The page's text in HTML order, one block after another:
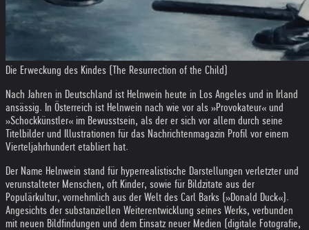
Die Erweckung des Kindes (The Resurrection of the Child)
Nach Jahren in Deutschland ist Helnwein heute in Los Angeles und in Irland
ansässig. In Österreich ist Helnwein nach wie vor als »Provokateur« und
»Schockkünstler« im Bewusstsein, als der er sich vor allem durch seine
Titelbilder und Illustrationen für das Nachrichtenmagazin Profil vor einem
Vierteljahrhundert etabliert hat.
Der Name Helnwein stand für hyperrealistische Darstellungen verletzter und
verunstalteter Menschen, oft Kinder, sowie für Bildzitate aus der
Populärkultur, vornehmlich aus der Welt des Carl Barks (»Donald Duck«).
Angesichts der substanziellen Weiterentwicklung seines Werks, verbunden
mit neuen Bildfindungen und dem Einsatz neuer Medien (digitale Fotografie,